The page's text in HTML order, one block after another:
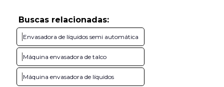
Buscas relacionadas:
Envasadora de líquidos semi automática
Máquina envasadora de talco
Máquina envasadora de líquidos